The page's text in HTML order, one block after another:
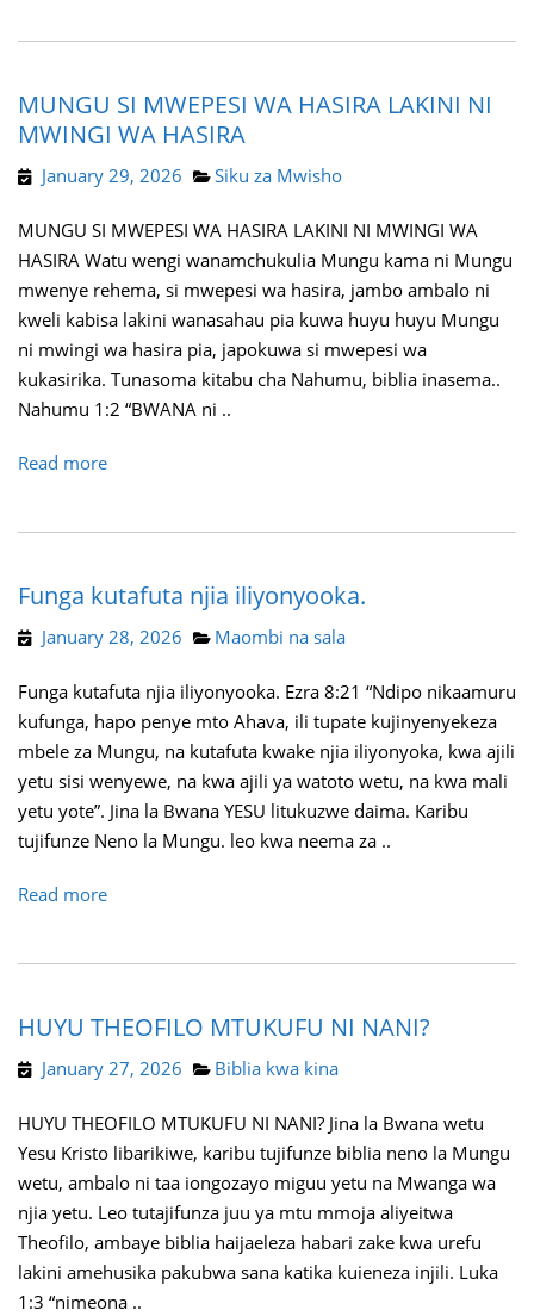
MUNGU SI MWEPESI WA HASIRA LAKINI NI
MWINGI WA HASIRA
January 29, 2026 Siku za Mwisho
MUNGU SI MWEPESI WA HASIRA LAKINI NI MWINGI WA
HASIRA Watu wengi wanamchukulia Mungu kama ni Mungu
mwenye rehema, si mwepesi wa hasira, jambo ambalo ni
kweli kabisa lakini wanasahau pia kuwa huyu huyu Mungu
ni mwingi wa hasira pia, japokuwa si mwepesi wa
kukasirika. Tunasoma kitabu cha Nahumu, biblia inasema..
Nahumu 1:2 “BWANA ni ..
Read more
Funga kutafuta njia iliyonyooka.
January 28, 2026 Maombi na sala
Funga kutafuta njia iliyonyooka. Ezra 8:21 “Ndipo nikaamuru
kufunga, hapo penye mto Ahava, ili tupate kujinyenyekeza
mbele za Mungu, na kutafuta kwake njia iliyonyoka, kwa ajili
yetu sisi wenyewe, na kwa ajili ya watoto wetu, na kwa mali
yetu yote”. Jina la Bwana YESU litukuzwe daima. Karibu
tujifunze Neno la Mungu. leo kwa neema za ..
Read more
HUYU THEOFILO MTUKUFU NI NANI?
January 27, 2026 Biblia kwa kina
HUYU THEOFILO MTUKUFU NI NANI? Jina la Bwana wetu
Yesu Kristo libarikiwe, karibu tujifunze biblia neno la Mungu
wetu, ambalo ni taa iongozayo miguu yetu na Mwanga wa
njia yetu. Leo tutajifunza juu ya mtu mmoja aliyeitwa
Theofilo, ambaye biblia haijaeleza habari zake kwa urefu
lakini amehusika pakubwa sana katika kuieneza injili. Luka
1:3 “nimeona ..